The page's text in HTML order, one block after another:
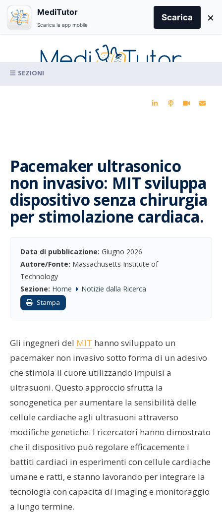
content
Pacemaker ultrasonico
non invasivo: MIT sviluppa
dispositivo senza chirurgia
per stimolazione cardiaca.
Data di pubblicazione: Giugno 2026
Autore/Fonte: Massachusetts Institute of
Technology
Sezione: Home Notizie dalla Ricerca
Stampa
Gli ingegneri del MIT hanno sviluppato un
pacemaker non invasivo sotto forma di un adesivo
che stimola il cuore utilizzando impulsi a
ultrasuoni. Questo approccio sfrutta la
sonogenetica per aumentare la sensibilità delle
cellule cardiache agli ultrasuoni attraverso
modifiche genetiche. I ricercatori hanno dimostrato
che il dispositivo può regolare efficacemente i
battiti cardiaci in esperimenti con cellule cardiache
umane e ratti, e stanno lavorando per integrare la
tecnologia con capacità di imaging e monitoraggio
a lungo termine.
for:
MediTutor
Scarica la app mobile
Scarica ×